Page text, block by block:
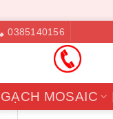
0385140156
GẠCH MOSAIC